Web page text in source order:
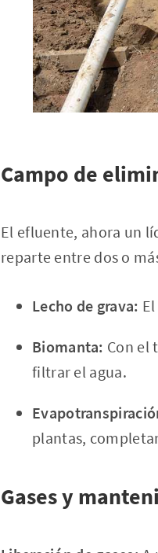
Campo de
El efluente, ahora un
reparte entre dos o
Lecho de grava:
Biomanta: Con el
filtrar el agua.
plantas,
Gases y